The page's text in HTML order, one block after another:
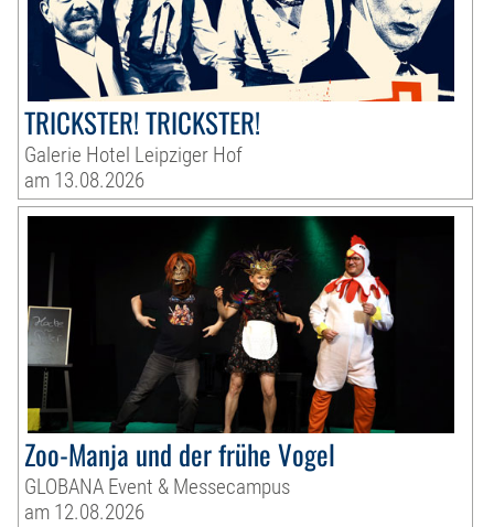
TRICKSTER! TRICKSTER!
Galerie Hotel Leipziger Hof
am 13.08.2026
Zoo-Manja und der frühe Vogel
GLOBANA Event & Messecampus
am 12.08.2026